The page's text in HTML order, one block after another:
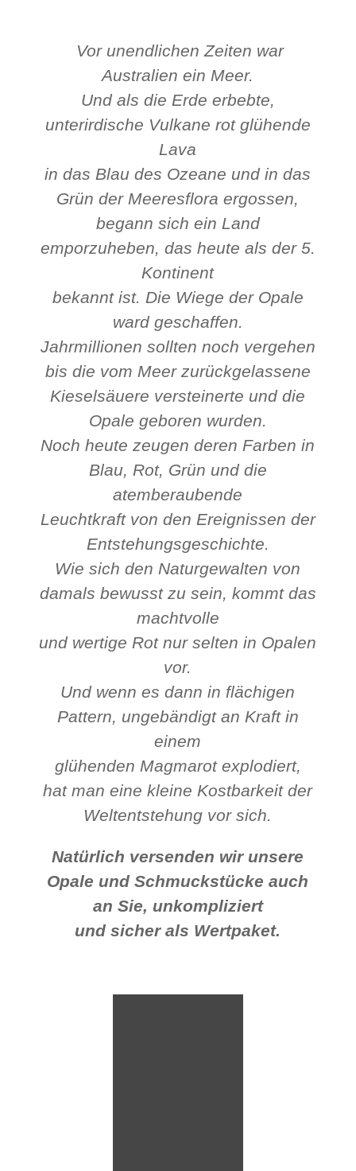
Vor unendlichen Zeiten war
Australien ein Meer.
Und als die Erde erbebte,
unterirdische Vulkane rot glühende
Lava
in das Blau des Ozeane und in das
Grün der Meeresflora ergossen,
begann sich ein Land
emporzuheben, das heute als der 5.
Kontinent
bekannt ist. Die Wiege der Opale
ward geschaffen.
Jahrmillionen sollten noch vergehen
bis die vom Meer zurückgelassene
Kieselsäuere versteinerte und die
Opale geboren wurden.
Noch heute zeugen deren Farben in
Blau, Rot, Grün und die
atemberaubende
Leuchtkraft von den Ereignissen der
Entstehungsgeschichte.
Wie sich den Naturgewalten von
damals bewusst zu sein, kommt das
machtvolle
und wertige Rot nur selten in Opalen
vor.
Und wenn es dann in flächigen
Pattern, ungebändigt an Kraft in
einem
glühenden Magmarot explodiert,
hat man eine kleine Kostbarkeit der
Weltentstehung vor sich.
Natürlich versenden wir unsere
Opale und Schmuckstücke auch
an Sie, unkompliziert
und sicherals Wertpaket.